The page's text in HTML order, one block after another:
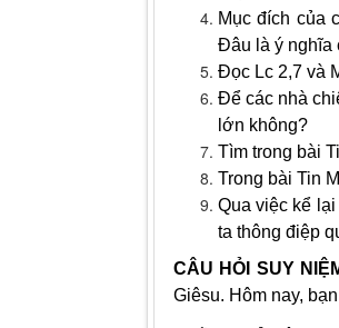
Mục đích của
Đâu là ý nghĩa
Đọc Lc 2,7 và
Để các nhà
lớn không?
Tìm trong bài
Trong bài Tin
Qua việc kể
ta thông điệp
CÂU HỎI SUY
Giêsu. Hôm nay,